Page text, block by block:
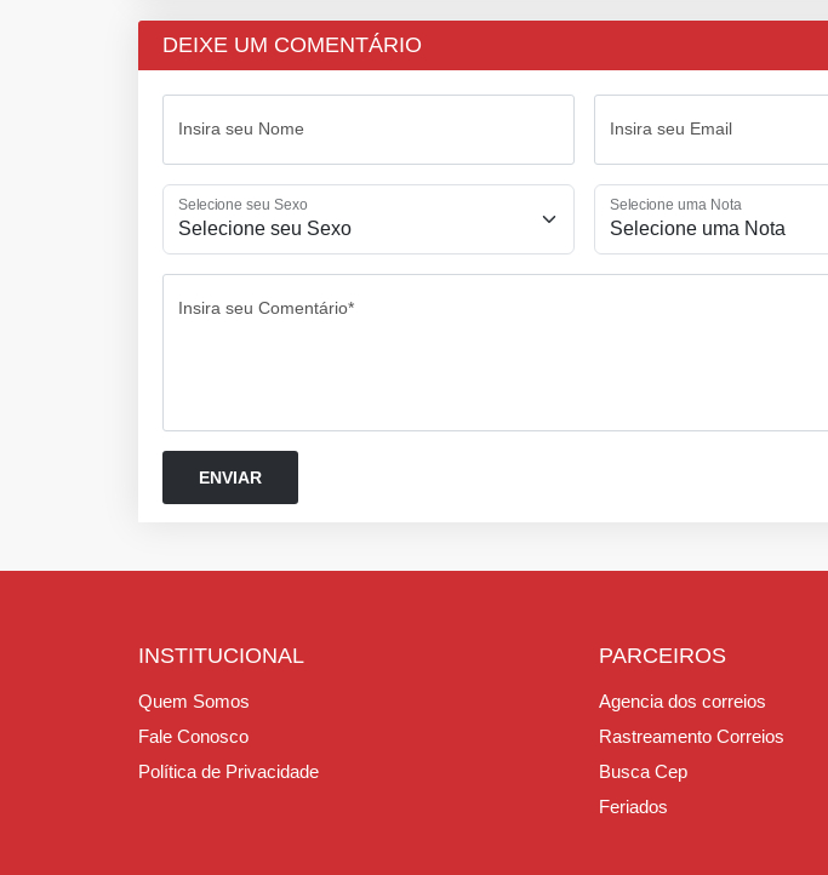
DEIXE UM COMENTÁRIO
Insira seu Nome Insira seu Email
Selecione seu Sexo Selecione uma Nota
Insira seu Comentário*
INSTITUCIONAL
Quem Somos
Fale Conosco
Política de Privacidade
PARCEIROS
Agencia dos correios
Rastreamento Correios
Busca Cep
Feriados